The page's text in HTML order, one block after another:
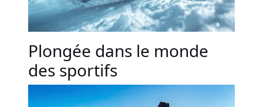
Plongée dans le monde
des sportifs